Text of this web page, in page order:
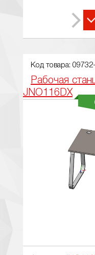
Код товара:
Рабочая
JNO116DX